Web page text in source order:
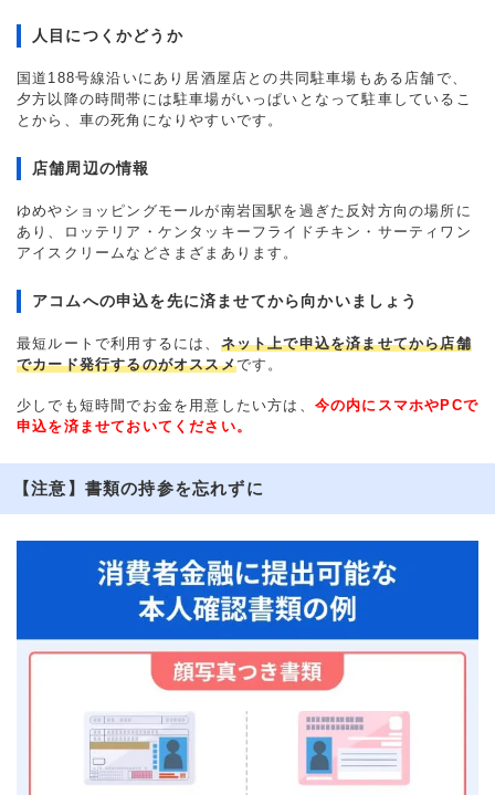
人目につくかどうか
国道188号線沿いにあり居酒屋店との共同駐車場もある店舗で、
夕方以降の時間帯には駐車場がいっぱいとなって駐車しているこ
とから、車の死角になりやすいです。
店舗周辺の情報
ゆめやショッピングモールが南岩国駅を過ぎた反対方向の場所に
あり、ロッテリア・ケンタッキーフライドチキン・サーティワン
アイスクリームなどさまざまあります。
アコムへの申込を先に済ませてから向かいましょう
最短ルートで利用するには、 ネット上で申込を済ませてから店舗
でカード発行するのがオススメです。
少しでも短時間でお金を用意したい方は、 今の内にスマホやPCで
申込を済ませておいてください。
【注意】書類の持参を忘れずに